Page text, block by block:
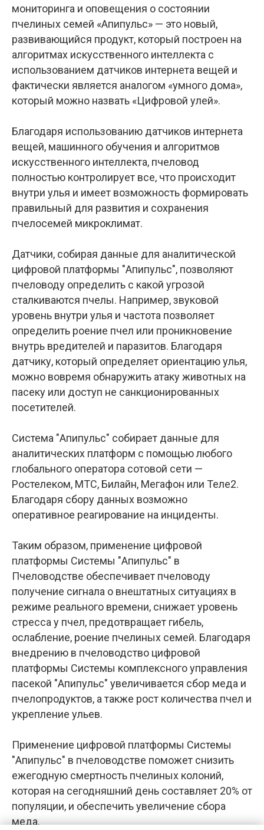
мониторинга и оповещения о состоянии
пчелиных семей «Апипульс» — это новый,
развивающийся продукт, который построен на
алгоритмах искусственного интеллекта с
использованием датчиков интернета вещей и
фактически является аналогом «умного дома»,
который можно назвать «Цифровой улей».
Благодаря использованию датчиков интернета
вещей, машинного обучения и алгоритмов
искусственного интеллекта, пчеловод
полностью контролирует все, что происходит
внутри улья и имеет возможность формировать
правильный для развития и сохранения
пчелосемей микроклимат.
Датчики, собирая данные для аналитической
цифровой платформы "Апипульс", позволяют
пчеловоду определить с какой угрозой
сталкиваются пчелы. Например, звуковой
уровень внутри улья и частота позволяет
определить роение пчел или проникновение
внутрь вредителей и паразитов. Благодаря
датчику, который определяет ориентацию улья,
можно вовремя обнаружить атаку животных на
пасеку или доступ не санкционированных
посетителей.
Система "Апипульс" собирает данные для
аналитических платформ с помощью любого
глобального оператора сотовой сети —
Ростелеком, МТС, Билайн, Мегафон или Теле2.
Благодаря сбору данных возможно
оперативное реагирование на инциденты.
Таким образом, применение цифровой
платформы Системы "Апипульс" в
Пчеловодстве обеспечивает пчеловоду
получение сигнала о внештатных ситуациях в
режиме реального времени, снижает уровень
стресса у пчел, предотвращает гибель,
ослабление, роение пчелиных семей. Благодаря
внедрению в пчеловодство цифровой
платформы Системы комплексного управления
пасекой "Апипульс" увеличивается сбор меда и
пчелопродуктов, а также рост количества пчел и
укрепление ульев.
Применение цифровой платформы Системы
"Апипульс" в пчеловодстве поможет снизить
ежегодную смертность пчелиных колоний,
которая на сегодняшний день составляет 20% от
популяции, и обеспечить увеличение сбора
меда.